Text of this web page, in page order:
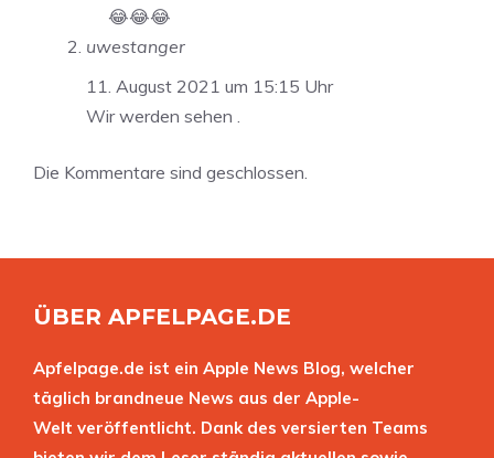
😂😂😂
uwestanger
11. August 2021 um 15:15 Uhr
Wir werden sehen .
Die Kommentare sind geschlossen.
ÜBER APFELPAGE.DE
Apfelpage.de ist ein Apple News Blog, welcher
täglich brandneue News aus der Apple-
Welt veröffentlicht. Dank des versierten Teams